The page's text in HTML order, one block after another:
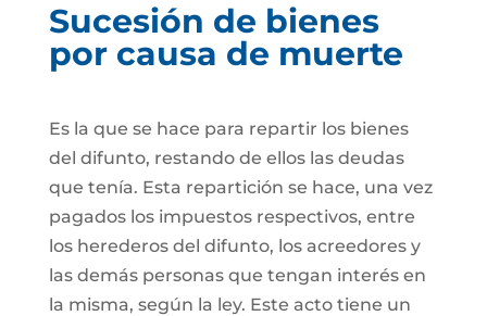
Sucesión de bienes
por causa de muerte
Es la que se hace para repartir los bienes
del difunto, restando de ellos las deudas
que tenía. Esta repartición se hace, una vez
pagados los impuestos respectivos, entre
los herederos del difunto, los acreedores y
las demás personas que tengan interés en
la misma, según la ley. Este acto tiene un